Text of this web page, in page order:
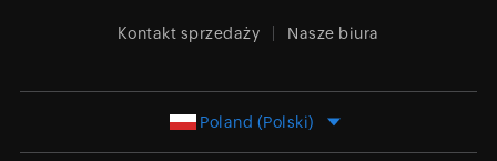
Kontakt sprzedaży Nasze biura
Poland (Polski)